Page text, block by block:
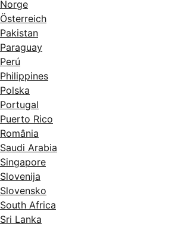
Norge
Österreich
Pakistan
Paraguay
Perú
Philippines
Polska
Portugal
Puerto Rico
România
Saudi Arabia
Singapore
Slovenija
Slovensko
South Africa
Sri Lanka